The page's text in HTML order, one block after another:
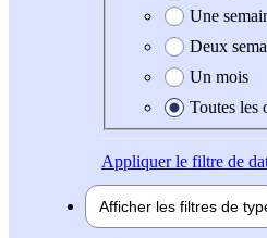
Une
Deux
Un mois
Toutes les
Appliquerle filtre de
Afficher les filtres de